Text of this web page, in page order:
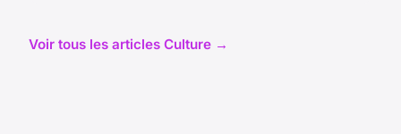
Voir tous les articles Culture →